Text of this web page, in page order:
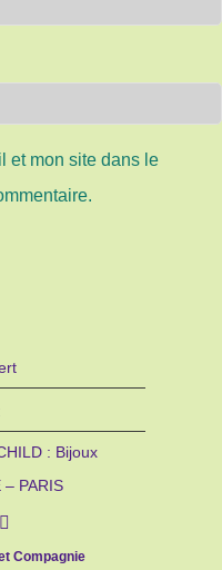
et mon site dans le
: Bijoux
– PARIS
Compagnie